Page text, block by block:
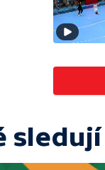
sledují